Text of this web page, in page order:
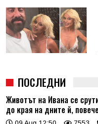
ПОСЛЕДНИ
Животът на Ивана се
до края на дните й,